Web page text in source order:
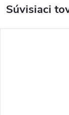
Súvisiaci